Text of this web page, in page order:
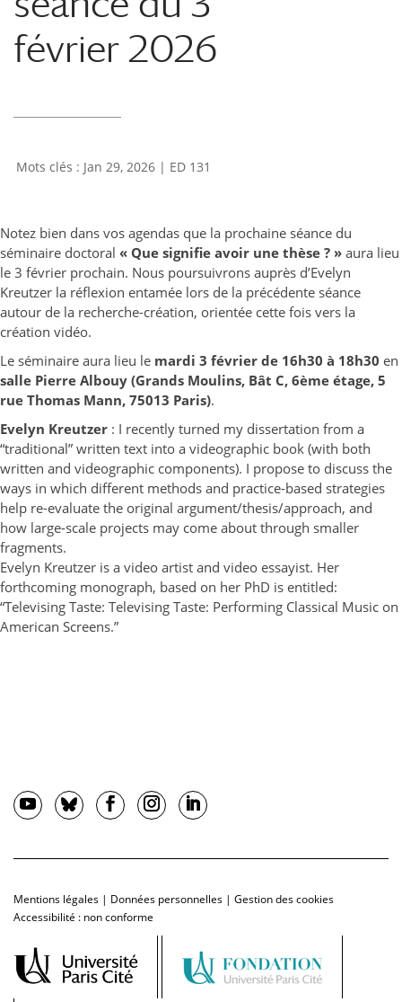
février 2026
Jan 29, 2026 | ED 131
Notez bien dans vos agendas que la prochaine séance du
séminaire doctoral « Que signifie avoir une thèse ? » aura lieu
le 3 février prochain. Nous poursuivrons auprès d’Evelyn
Kreutzer la réflexion entamée lors de la précédente séance
autour de la recherche-création, orientée cette fois vers la
création vidéo.
Le séminaire aura lieu le mardi 3 février de 16h30 à 18h30 en
salle Pierre Albouy (Grands Moulins, Bât C, 6ème étage, 5
rue Thomas Mann, 75013 Paris).
Evelyn Kreutzer : I recently turned my dissertation from a
“traditional” written text into a videographic book (with both
written and videographic components). I propose to discuss the
ways in which different methods and practice-based strategies
help re-evaluate the original argument/thesis/approach, and
how large-scale projects may come about through smaller
fragments.
Evelyn Kreutzer is a video artist and video essayist. Her
forthcoming monograph, based on her PhD is entitled:
“Televising Taste: Televising Taste: Performing Classical Music on
American Screens.”
Mentions légales | Données personnelles | Gestion des cookies
Accessibilité : non conforme